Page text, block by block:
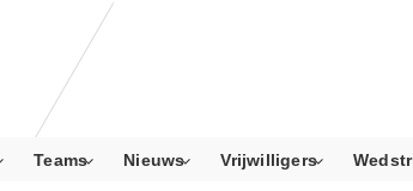
Teams Nieuws Vrijwilligers